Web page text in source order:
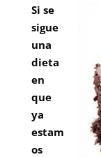
Si se
sigue
una
dieta
en
que
ya
estam
os